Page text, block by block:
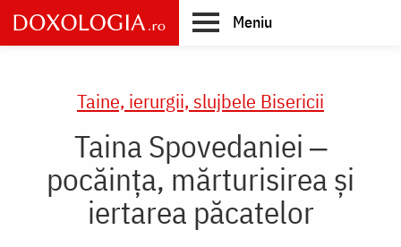
Skip
to
main
Meniu
Taine, ierurgii, slujbele Bisericii
Taina Spovedaniei ‒
pocăința, mărturisirea și
iertarea păcatelor